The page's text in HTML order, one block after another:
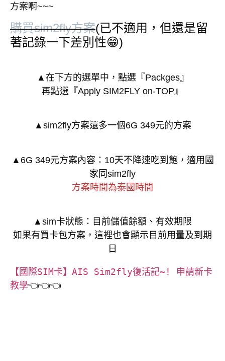
方案啊~~~
購買sim2fly方案(已不適用，但還是留
著記錄一下差別性😁)
▲在下方的選單中，點選『Packges』
再點選『Apply SIM2FLY on-TOP』
▲sim2fly方案還多一個6G 349元的方案
▲6G 349元方案內容：10天不降速吃到飽，適用國
家同sim2fly
方案時間為泰國時間
▲sim卡狀態：目前儲值餘額、有效期限
如果有買卡包方案，這裡也會顯示目前用量及到期
日
【國際SIM卡】AIS Sim2fly復活記~! 申請新卡
教學👈👈👈